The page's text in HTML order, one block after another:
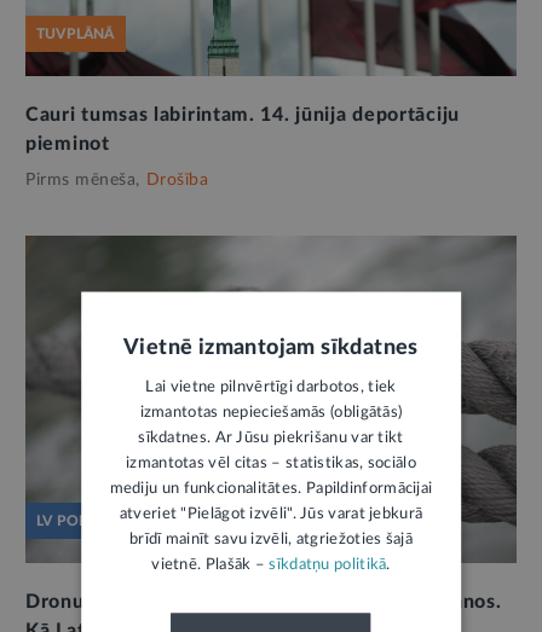
TUVPLĀNĀ
Cauri tumsas labirintam. 14. jūnija deportāciju
pieminot
Pirms mēneša, Drošība
LV PORTĀLS JAUTĀ
Dronu incidenti izgaismo neziņu un neuzticēšanos.
Vietnē izmantojam sīkdatnes
Lai vietne pilnvērtīgi darbotos, tiek
izmantotas nepieciešamās (obligātās)
sīkdatnes. Ar Jūsu piekrišanu var tikt
izmantotas vēl citas – statistikas, sociālo
mediju un funkcionalitātes. Papildinformācijai
atveriet "Pielāgot izvēli". Jūs varat jebkurā
brīdī mainīt savu izvēli, atgriežoties šajā
vietnē. Plašāk –sīkdatņu politikā.